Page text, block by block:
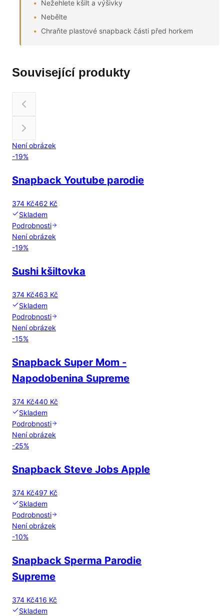
Nežehlete kšilt a výšivky
Nebělte
Chraňte plastové snapback části před horkem
Související produkty
Není obrázek
-19%
Snapback Youtube parodie
374 Kč462 Kč
Skladem
Podrobnosti
Není obrázek
-19%
Sushi kšiltovka
374 Kč463 Kč
Skladem
Podrobnosti
Není obrázek
-15%
Snapback Super Mom -
Napodobenina Supreme
374 Kč440 Kč
Skladem
Podrobnosti
Není obrázek
-25%
Snapback Steve Jobs Apple
374 Kč497 Kč
Skladem
Podrobnosti
Není obrázek
-10%
Snapback Sperma Parodie
Supreme
374 Kč416 Kč
Skladem